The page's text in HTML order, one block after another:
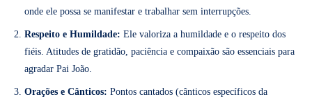
onde ele possa se manifestar e trabalhar sem interrupções.
Respeito e Humildade: Ele valoriza a humildade e o respeito dos
fiéis. Atitudes de gratidão, paciência e compaixão são essenciais para
agradar Pai João.
Orações e Cânticos: Pontos cantados (cânticos específicos da